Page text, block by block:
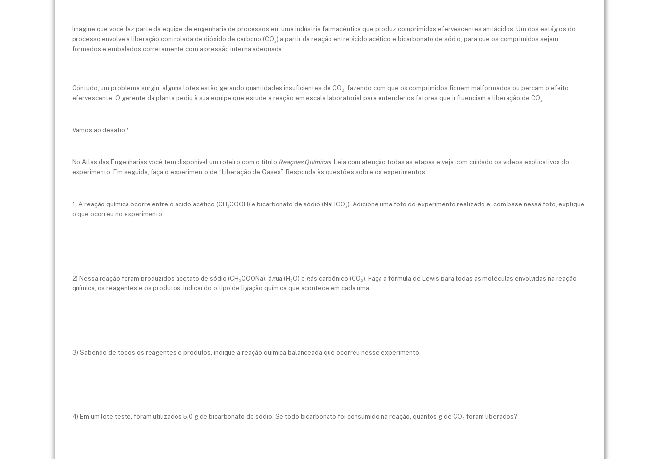
Imagine que você faz parte da equipe de engenharia de processos em uma indústria farmacêutica que produz comprimidos efervescentes antiácidos. Um dos estágios do
processo envolve a liberação controlada de dióxido de carbono (CO₂) a partir da reação entre ácido acético e bicarbonato de sódio, para que os comprimidos sejam
formados e embalados corretamente com a pressão interna adequada.
Contudo, um problema surgiu: alguns lotes estão gerando quantidades insuficientes de CO₂, fazendo com que os comprimidos fiquem malformados ou percam o efeito
efervescente. O gerente da planta pediu à sua equipe que estude a reação em escala laboratorial para entender os fatores que influenciam a liberação de CO₂.
Vamos ao desafio?
No Atlas das Engenharias você tem disponível um roteiro com o título Reações Químicas. Leia com atenção todas as etapas e veja com cuidado os vídeos explicativos do
experimento. Em seguida, faça o experimento de “Liberação de Gases”. Responda às questões sobre os experimentos.
1) A reação química ocorre entre o ácido acético (CH₃COOH) e bicarbonato de sódio (NaHCO₃). Adicione uma foto do experimento realizado e, com base nessa foto, explique
o que ocorreu no experimento.
2) Nessa reação foram produzidos acetato de sódio (CH₃COONa), água (H₂O) e gás carbônico (CO₂). Faça a fórmula de Lewis para todas as moléculas envolvidas na reação
química, os reagentes e os produtos, indicando o tipo de ligação química que acontece em cada uma.
3) Sabendo de todos os reagentes e produtos, indique a reação química balanceada que ocorreu nesse experimento.
4) Em um lote teste, foram utilizados 5,0 g de bicarbonato de sódio. Se todo bicarbonato foi consumido na reação, quantos g de CO₂ foram liberados?